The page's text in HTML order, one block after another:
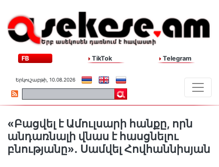
FB TikTok Telegram
Երկուշաբթի, 10.08.2026
«Բացվել է Ամուլսարի հանքը, որն
անդառնալի վնաս է հասցնելու
բնությանը»․ Սամվել Հովհաննիսյան